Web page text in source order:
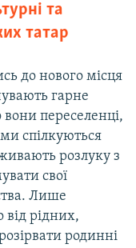
та
татар
до нового місця
гарне
переселенці,
спілкуються
розлуку з
свої
Лише
рідних,
родинні